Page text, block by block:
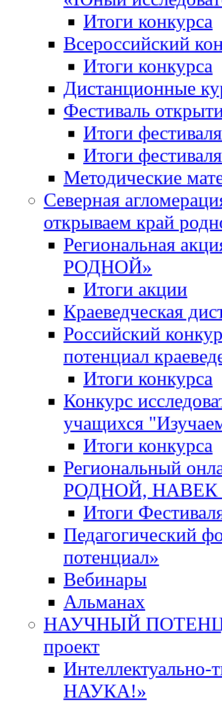
Итоги конкурса
Всероссийский
Итоги конкурса
Дистанционные
Фестиваль
Итоги
Итоги
Методические
Северная
открываем край
Региональная
РОДНОЙ»
Итоги акции
Краеведческая
Российский
потенциал
Итоги конкурса
Конкурс
учащихся
Итоги конкурса
Региональный
РОДНОЙ,
Итоги
Педагогический
потенциал»
Вебинары
Альманах
НАУЧНЫЙ
проект
НАУКА!»